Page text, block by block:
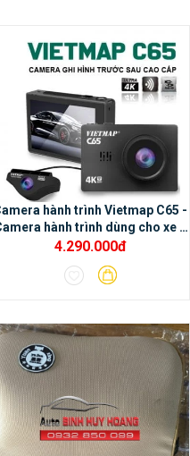
của màng hình
nghiệm các ứng dụng đa
trọng hơn– Kết nối được
Sản phẩm chính hãng, thương
công nghệ Nhật Bản– Gồm
inch và 10 inch– Độ bền & độ
cấu hình mạnh mẽ, cảm ứng
dàng lắp đặt mà không ảnh
các phần thiết bị cơ bản của
hành trình Vietmap C65 -
hành trình dùng cho xe ô
tô
4.290.000đ